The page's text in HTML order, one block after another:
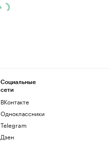
Социальные
сети
ВКонтакте
Одноклассники
Telegram
Дзен